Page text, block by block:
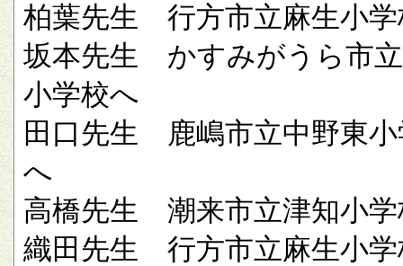
柏葉先生 行方市立麻生小学
坂本先生 かすみがうら市
小学校へ
田口先生 鹿嶋市立中野東小
へ
高橋先生 潮来市立津知小学
織田先生 行方市立麻生小学